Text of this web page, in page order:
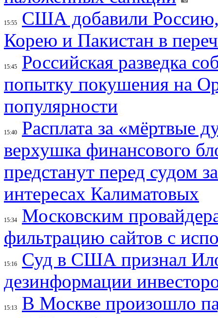
15:55
США добавили
Корею и Пакистан в
15:45
Российская разведка
попытку покушения на
популярности
15:40
Расплата за «мёртвые
верхушка финансового
предстанут перед судом
интересах Калиматовых
15:34
Московским
фильтрацию сайтов с
15:16
Суд в США признал
дезинформации
15:13 В Москве произошло